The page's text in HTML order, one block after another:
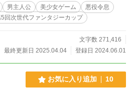
男主人公 美少女ゲーム
悪役令息
回次世代ファンタジーカップ
文字数 271,416
最終更新日 2025.04.04
登録日 2024.06.01
お気に入り追加 10